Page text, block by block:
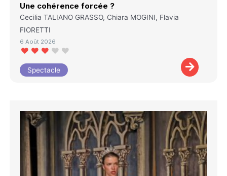
Une cohérence forcée ?
Cecilia TALIANO GRASSO, Chiara MOGINI, Flavia
FIORETTI
6 Août 2026
Spectacle